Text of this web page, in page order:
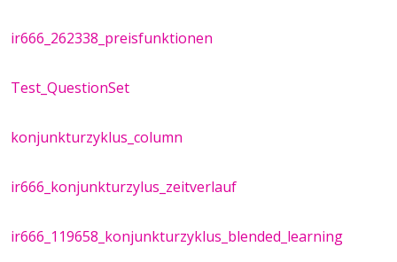
ir666_262338_preisfunktionen
Test_QuestionSet
konjunkturzyklus_column
ir666_konjunkturzylus_zeitverlauf
ir666_119658_konjunkturzyklus_blended_learning